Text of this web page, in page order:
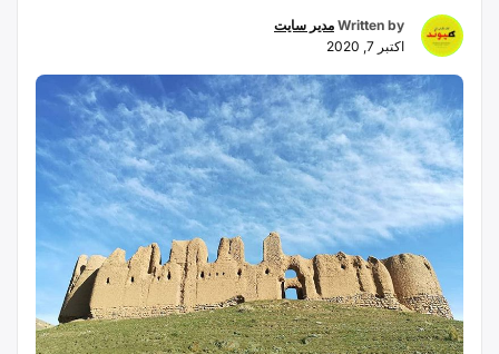
Written by مدیر سایت
اکتبر 7, 2020